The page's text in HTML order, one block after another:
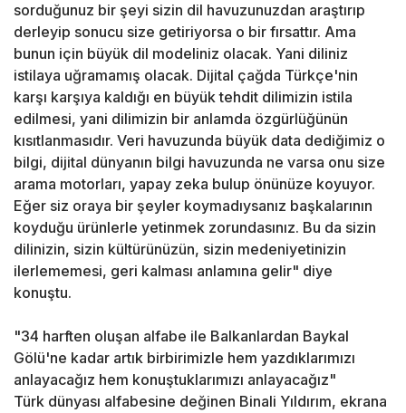
sorduğunuz bir şeyi sizin dil havuzunuzdan araştırıp
derleyip sonucu size getiriyorsa o bir fırsattır. Ama
bunun için büyük dil modeliniz olacak. Yani diliniz
istilaya uğramamış olacak. Dijital çağda Türkçe'nin
karşı karşıya kaldığı en büyük tehdit dilimizin istila
edilmesi, yani dilimizin bir anlamda özgürlüğünün
kısıtlanmasıdır. Veri havuzunda büyük data dediğimiz o
bilgi, dijital dünyanın bilgi havuzunda ne varsa onu size
arama motorları, yapay zeka bulup önünüze koyuyor.
Eğer siz oraya bir şeyler koymadıysanız başkalarının
koyduğu ürünlerle yetinmek zorundasınız. Bu da sizin
dilinizin, sizin kültürünüzün, sizin medeniyetinizin
ilerlememesi, geri kalması anlamına gelir" diye
konuştu.
"34 harften oluşan alfabe ile Balkanlardan Baykal
Gölü'ne kadar artık birbirimizle hem yazdıklarımızı
anlayacağız hem konuştuklarımızı anlayacağız"
Türk dünyası alfabesine değinen Binali Yıldırım, ekrana